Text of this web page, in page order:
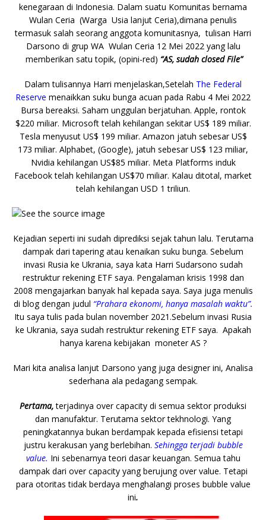
kenegaraan di Indonesia. Dalam suatu Komunitas bernama
Wulan Ceria (Warga Usia lanjut Ceria),dimana penulis
termasuk salah seorang anggota komunitasnya, tulisan Harri
Darsono di grup WA Wulan Ceria 12 Mei 2022 yang lalu
memberikan satu topik, (opini-red) “AS, sudah closed File”
Dalam tulisannya Harri menjelaskan,Setelah The Federal
Reserve menaikkan suku bunga acuan pada Rabu 4 Mei 2022
Bursa bereaksi. Saham unggulan berjatuhan. Apple, rontok
$220 miliar. Microsoft telah kehilangan sekitar US$ 189 miliar.
Tesla menyusut US$ 199 miliar. Amazon jatuh sebesar US$
173 miliar. Alphabet, (Google), jatuh sebesar US$ 123 miliar,
Nvidia kehilangan US$85 miliar. Meta Platforms induk
Facebook telah kehilangan US$70 miliar. Kalau ditotal, market
telah kehilangan USD 1 triliun.
Kejadian seperti ini sudah diprediksi sejak tahun lalu. Terutama
dampak dari tapering atau kenaikan suku bunga. Sebelum
invasi Rusia ke Ukrania, saya kata Harri Sudarsono sudah
restruktur rekening ETF saya. Pengalaman krisis 1998 dan
2008 mengajarkan banyak hal kepada saya. Saya juga menulis
di blog dengan judul “Prahara ekonomi, hanya masalah waktu”.
Itu saya tulis pada bulan november 2021.Sebelum invasi Rusia
ke Ukrania, saya sudah restruktur rekening ETF saya. Apakah
hanya karena kebijakan moneter AS ?
Mari kita analisa lanjut Darsono yang juga designer ini, Analisa
sederhana ala pedagang sempak.
Pertama,terjadinya over capacity di semua sektor produksi
dan manufaktur. Terutama sektor tekhnologi. Yang
peningkatannya bukan berdampak kepada efisiensi tetapi
justru kerakusan yang berlebihan. Sehingga terjadi bubble
value. Ini sebenarnya teori dasar keuangan. Semua tahu
dampak dari over capacity yang berujung over value. Tetapi
para otoritas tidak berdaya menghalangi proses bubble value
ini.